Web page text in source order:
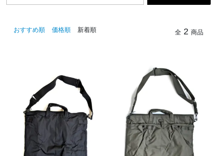
おすすめ順 価格順 新着順 全 2 商品